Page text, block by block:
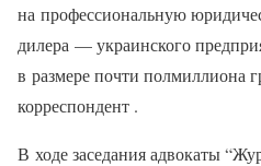
на профессиональную
дилера — украинского
в размере почти полмиллиона
корреспондент .
В ходе заседания адвокаты